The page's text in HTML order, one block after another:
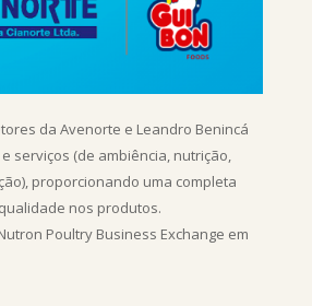
da Avenorte e Leandro Benincá
serviços (de ambiência, nutrição,
proporcionando uma completa
nos produtos.
Poultry Business Exchange em